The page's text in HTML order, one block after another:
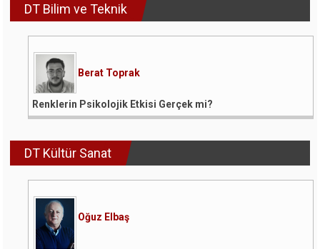
DT Bilim ve Teknik
Berat Toprak
Renklerin Psikolojik Etkisi Gerçek mi?
DT Kültür Sanat
Oğuz Elbaş